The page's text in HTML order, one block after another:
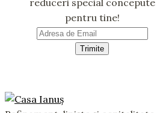
reduceri special concepute
pentru tine!
Trimite